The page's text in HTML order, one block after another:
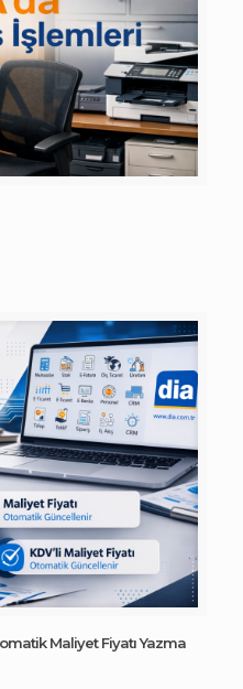
Maliyet Fiyatı Yazma